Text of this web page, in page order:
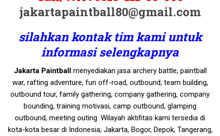
jakartapaintball80@gmail.com
silahkan kontak tim kami untuk
informasi selengkapnya
Jakarta Paintballmenyediakan jasa archery battle, paintball
war, rafting adventure, fun off-road, outbound, team building,
outbound tour, family gathering, company gathering, company
bounding, training motivasi, camp outbound, glamping
outbound, meeting outing. Wilayah aktifitas kami tersedia di
kota-kota besar di Indonesia; Jakarta, Bogor, Depok, Tangerang,